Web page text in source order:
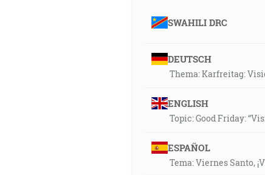
SWAHILI DRC
DEUTSCH
Thema: Karfreitag:
ENGLISH
Topic: Good Friday:
ESPAÑOL
Tema: Viernes Santo,